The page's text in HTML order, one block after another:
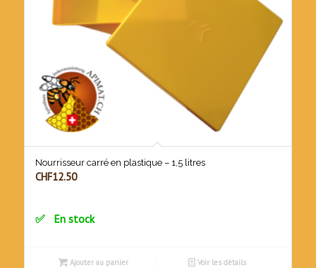
Nourrisseur carré en plastique – 1,5 litres
CHF12.50
En stock
Ajouter au panier Voir les détails